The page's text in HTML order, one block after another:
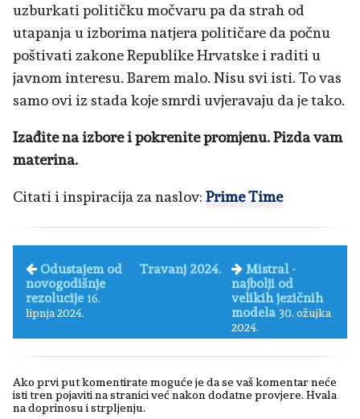
uzburkati političku močvaru pa da strah od
utapanja u izborima natjera političare da počnu
poštivati zakone Republike Hrvatske i raditi u
javnom interesu. Barem malo. Nisu svi isti. To vas
samo ovi iz stada koje smrdi uvjeravaju da je tako.
Izađite na izbore i pokrenite promjenu. Pizda vam
materina.
Citati i inspiracija za naslov: Prime Time
Odustajem od
novogodišnje
rezolucije 16.
lipnja 2024.
Travanj 2024.
Mistral -
najbolji od
velikih jezičnih
modela 30. ožujka
2024.
Ako prvi put komentirate moguće je da se vaš komentar neće
isti tren pojaviti na stranici već nakon dodatne provjere. Hvala
na doprinosu i strpljenju.